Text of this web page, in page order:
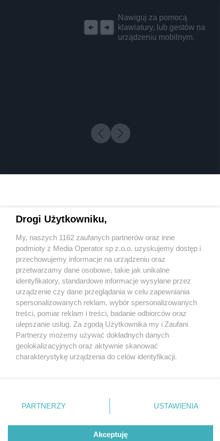
Nawiguj za pomocą
klawiatury, lub gestów na
urządzeniu mobilnym.
22 / 0
Wydawca mediów lokalnych
Nie zapomnij
zapoznać się z:
polityką prywatności regulamin korzystania z portali
Twojemiasto
Piekary Śląskie
Chorzów
Tarnowskie Góry
Gliwice
Skontakuj sięz nami
Kontakt
Wydawca
Redakcja
Drogi Użytkowniku,
My, naszych 1162 zaufanych partnerów oraz inne
podmioty z Media Operator sp z.o.o. uzyskujemy dostęp i
przechowujemy informacje na urządzeniu oraz
przetwarzamy dane osobowe, takie jak unikalne
identyfikatory, standardowe informacje wysyłane przez
urządzenie czy dane przeglądania w celu zapewniania
spersonalizowanych reklam, wybór spersonalizowanych
treści, pomiar reklam i treści, badanie odbiorców oraz
ulepszanie usług. Za zgodą Użytkownika my i Zaufani
Partnerzy możemy używać dokładnych danych
geolokalizacyjnych oraz aktywnie skanować
charakterystykę urządzenia do celów identyfikacji.
zmienić/wycofać klikając przycisk ustawień prywatności
znajdujący się w lewym dolnym rogu strony
rodzaje przetwarzania danych nie wymagają zgody
użytkownika, ale masz prawo sprzeciwić się takiemu
PARTNERZY USTAWIENIA
Akceptuję